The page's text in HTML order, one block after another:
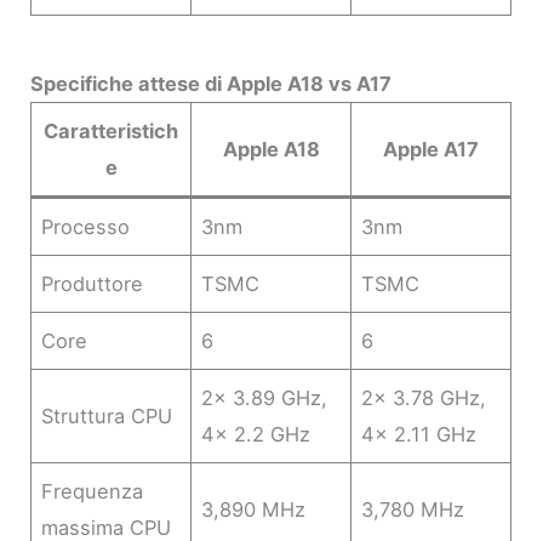
Specifiche attese di Apple A18 vs A17
Caratteristich
e
Apple A18 Apple A17
Processo 3nm 3nm
Produttore TSMC TSMC
Core 6 6
Struttura CPU
2x 3.89 GHz,
4x 2.2 GHz
2x 3.78 GHz,
4x 2.11 GHz
Frequenza
massima CPU
3,890 MHz 3,780 MHz